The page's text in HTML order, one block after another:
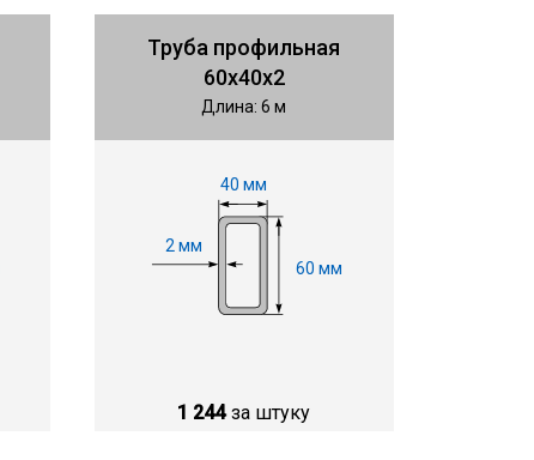
Труба профильная
60х40х2
Длина: 6 м
2 мм
60 мм
40 мм
1 244 за штуку